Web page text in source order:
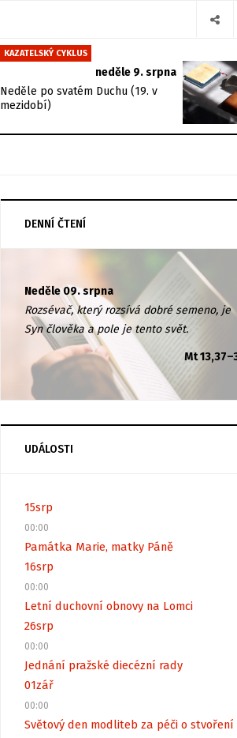
KAZATELSKÝ CYKLUS
neděle 9. srpna
Neděle po svatém Duchu (19. v
mezidobí)
DENNÍ ČTENÍ
Neděle 09. srpna
Rozsévač, který rozsívá dobré semeno, je
Syn člověka a pole je tento svět.
Mt
UDÁLOSTI
15srp
00:00
Památka Marie, matky Páně
16srp
00:00
Letní duchovní obnovy na Lomci
26srp
00:00
Jednání pražské diecézní rady
01zář
00:00
Světový den modliteb za péči o stvoření